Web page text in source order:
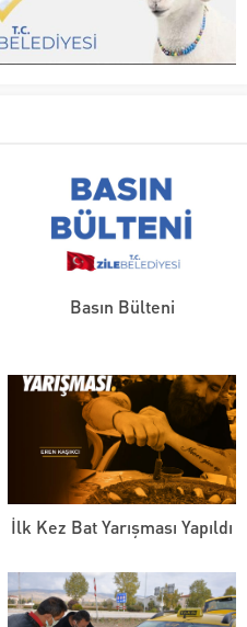
Basın Bülteni
İlk Kez Bat Yarışması Yapıldı